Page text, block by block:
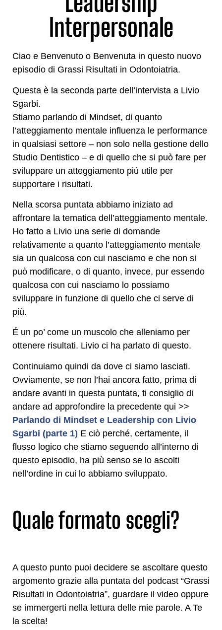
Interpersonale
Ciao e Benvenuto o Benvenuta in questo nuovo
episodio di Grassi Risultati in Odontoiatria.
Questa è la seconda parte dell’intervista a Livio
Sgarbi.
Stiamo parlando di Mindset, di quanto
l’atteggiamento mentale influenza le performance
in qualsiasi settore – non solo nella gestione dello
Studio Dentistico – e di quello che si può fare per
sviluppare un atteggiamento più utile per
supportare i risultati.
Nella scorsa puntata abbiamo iniziato ad
affrontare la tematica dell’atteggiamento mentale.
Ho fatto a Livio una serie di domande
relativamente a quanto l’atteggiamento mentale
sia un qualcosa con cui nasciamo e che non si
può modificare, o di quanto, invece, pur essendo
qualcosa con cui nasciamo lo possiamo
sviluppare in funzione di quello che ci serve di
più.
É un po’ come un muscolo che alleniamo per
ottenere risultati. Livio ci ha parlato di questo.
Continuiamo quindi da dove ci siamo lasciati.
Ovviamente, se non l’hai ancora fatto, prima di
andare avanti in questa puntata, ti consiglio di
andare ad approfondire la precedente qui >>
Parlando di Mindset e Leadership con Livio
Sgarbi (parte 1) E ciò perché, certamente, il
flusso logico che stiamo seguendo all’interno di
questo episodio, ha più senso se lo ascolti
nell’ordine in cui lo abbiamo sviluppato.
Quale formato scegli?
A questo punto puoi decidere se ascoltare questo
argomento grazie alla puntata del podcast “Grassi
Risultati in Odontoiatria”, guardare il video oppure
se immergerti nella lettura delle mie parole. A Te
la scelta!